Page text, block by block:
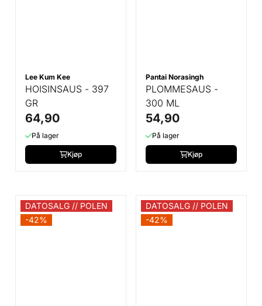
Lee Kum Kee
HOISINSAUS - 397
GR
64,90
På lager
Kjøp
Pantai Norasingh
PLOMMESAUS -
300 ML
54,90
På lager
Kjøp
DATOSALG // POLEN
-42%
DATOSALG // POLEN
-42%